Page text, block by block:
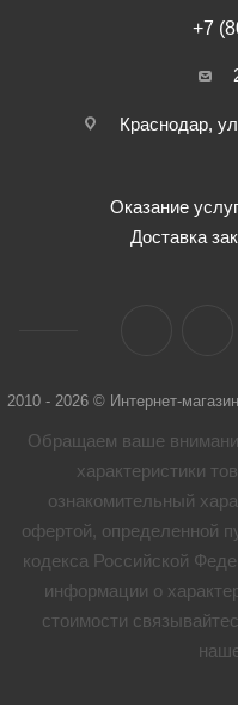
+7
Краснодар,
Оказание
Доставка
2010 - 2026 © Интернет-
Обращаем ваше
характеристики
ознакомительный
офертой, определенной
кодекса Российской
информации о
стоимости